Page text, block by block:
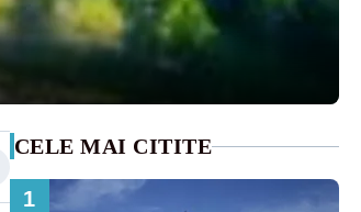
CELE MAI CITITE
1